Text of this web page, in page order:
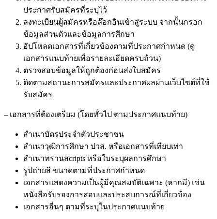
ประกาศรับสมัครที่ระบุไว้
ลงทะเบียนผู้สมัครหรือล๊อกอินเข้าสู่ระบบ จากนั้นกรอก
ข้อมูลส่วนตัวและข้อมูลการศึกษา
อัปโหลดเอกสารที่เกี่ยวข้องตามที่ประกาศกำหนด (ดู
เอกสารแนบท้ายเพื่อรายละเอียดครบถ้วน)
ตรวจสอบข้อมูลให้ถูกต้องก่อนส่งใบสมัคร
ติดตามสถานะการสมัครและประกาศผลผ่านเว็บไซต์ที่ใช้
รับสมัคร
– เอกสารที่ต้องเตรียม (โดยทั่วไป ตามประกาศแนบท้าย)
สำเนาบัตรประจำตัวประชาชน
สำเนาวุฒิการศึกษา ปวส. หรือเอกสารที่เทียบเท่า
สำเนาทรานสcripts หรือใบระบุผลการศึกษา
รูปถ่ายสี ขนาดตามที่ประกาศกำหนด
เอกสารแสดงความเป็นผู้มีคุณสมบัติเฉพาะ (หากมี) เช่น
หนังสือรับรองการสอบและประสบการณ์ที่เกี่ยวข้อง
เอกสารอื่นๆ ตามที่ระบุในประกาศแนบท้าย